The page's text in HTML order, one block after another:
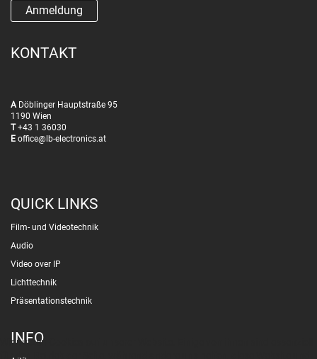
KONTAKT
A Döblinger Hauptstraße 95
1190 Wien
T+43 1 36030
E office@lb-electronics.at
QUICK LINKS
Film- und Videotechnik
Audio
Video over IP
Lichttechnik
Präsentationstechnik
INFO
Wir nutzen Cookies auf unserer Website. Einige von ihnen sind essenziell
für den Betrieb der Seite, während andere uns helfen, diese Website und